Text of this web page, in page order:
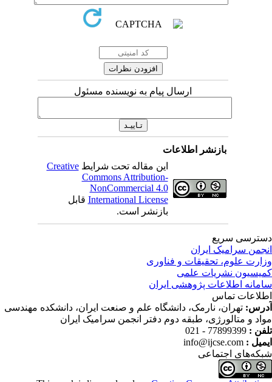
ارسال پیام به نویسنده مسئول
بازنشر اطلاعات
این مقاله تحت شرایطCreative
Commons Attribution-
NonCommercial 4.0
International Licenseقابل
بازنشر است.
سریع
سرامیک ایران
علوم، تحقیقات و فناوری
نشریات علمی
اطلاعات پژوهشی ایران
تماس
تهران، نارمک، دانشگاه علم و صنعت ایران، دانشکده مهندسی
و متالورژی، طبقه دوم دفتر انجمن سرامیک ایران
:
77899399 - 021
:
info@ijcse.com
اجتماعی